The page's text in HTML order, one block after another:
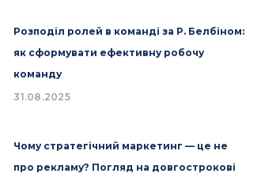
Розподіл ролей в команді за Р. Белбіном:
як сформувати ефективну робочу
команду
31.08.2025
Чому стратегічний маркетинг — це не
про рекламу? Погляд на довгострокові